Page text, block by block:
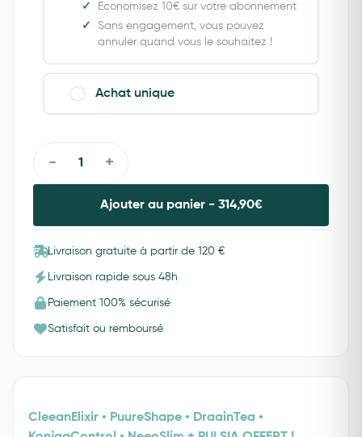
Economisez 10€ sur votre abonnement
Sans engagement, vous pouvez
annuler quand vous le souhaitez !
Achat unique
Ajouter au panier - 314,90€
- +
Livraison gratuite à partir de 120 €
Livraison rapide sous 48h
Paiement 100% sécurisé
Satisfait ou remboursé
CleeanElixir • PuureShape • DraainTea •